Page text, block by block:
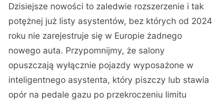
Dzisiejsze nowości to zaledwie rozszerzenie i tak
potężnej już listy asystentów, bez których od 2024
roku nie zarejestruje się w Europie żadnego
nowego auta. Przypomnijmy, że salony
opuszczają wyłącznie pojazdy wyposażone w
inteligentnego asystenta, który piszczy lub stawia
opór na pedale gazu po przekroczeniu limitu